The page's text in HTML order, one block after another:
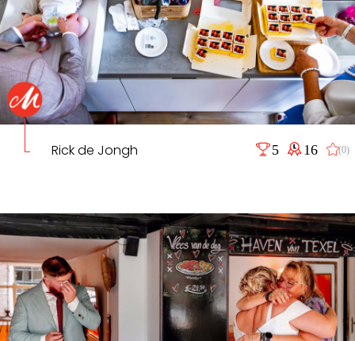
Rick de Jongh 5 16 (0)